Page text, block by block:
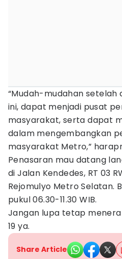
“Mudah-mudahan setelah
ini, dapat menjadi pusat
masyarakat, serta dapat
dalam mengembangkan
masyarakat Metro,”
Penasaran mau datang
di Jalan Kendedes, RT 03
Rejomulyo Metro Selatan.
pukul 06.30-11.30 WIB.
Jangan lupa tetap
19 ya.
Share Article